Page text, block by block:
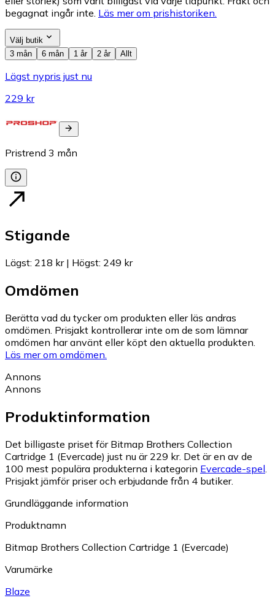
begagnat ingår inte. Läs mer om prishistoriken.
Välj butik
3 mån
6 mån 1 år 2 år Allt
Lägst nypris just nu
229 kr
Pristrend 3 mån
Stigande
Lägst: 218 kr| Högst: 249 kr
Omdömen
Berätta vad du tycker om produkten eller läs andras
omdömen. Prisjakt kontrollerar inte om de som lämnar
omdömen har använt eller köpt den aktuella produkten.
Läs mer om omdömen.
Annons
Annons
Produktinformation
Det billigaste priset för Bitmap Brothers Collection
Cartridge 1 (Evercade) just nu är 229 kr. Det är en av de
100 mest populära produkterna i kategorin Evercade-spel
Prisjakt jämför priser och erbjudande från 4 butiker.
Grundläggande information
Produktnamn
Bitmap Brothers Collection Cartridge 1 (Evercade)
Varumärke
Blaze